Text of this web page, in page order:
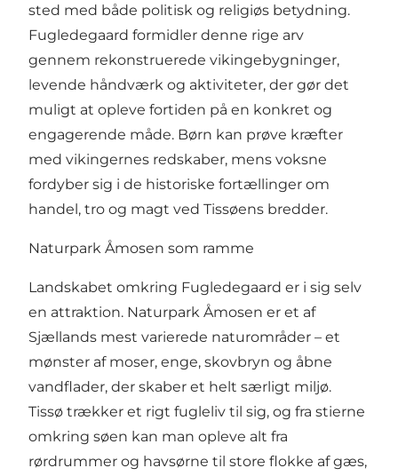
sted med både politisk og religiøs betydning.
Fugledegaard formidler denne rige arv
gennem rekonstruerede vikingebygninger,
levende håndværk og aktiviteter, der gør det
muligt at opleve fortiden på en konkret og
engagerende måde. Børn kan prøve kræfter
med vikingernes redskaber, mens voksne
fordyber sig i de historiske fortællinger om
handel, tro og magt ved Tissøens bredder.
Naturpark Åmosen som ramme
Landskabet omkring Fugledegaard er i sig selv
en attraktion. Naturpark Åmosen er et af
Sjællands mest varierede naturområder – et
mønster af moser, enge, skovbryn og åbne
vandflader, der skaber et helt særligt miljø.
Tissø trækker et rigt fugleliv til sig, og fra stierne
omkring søen kan man opleve alt fra
rørdrummer og havsørne til store flokke af gæs,